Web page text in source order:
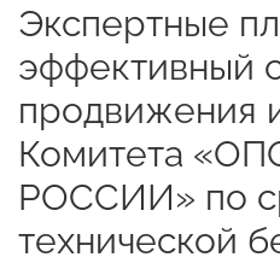
Экспертные
эффективный
продвижения
Комитета
РОССИИ» по
технической